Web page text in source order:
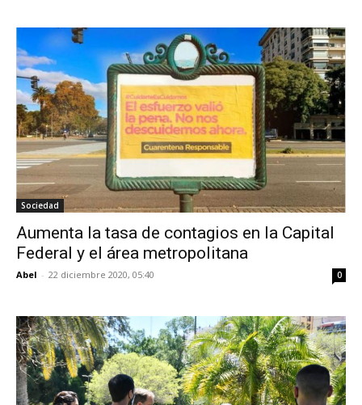
Sociedad
Aumenta la tasa de contagios en la Capital
Federal y el área metropolitana
Abel - 22 diciembre 2020, 05:40 0